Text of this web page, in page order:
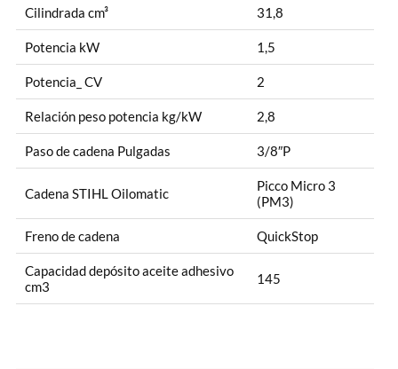
Cilindrada cm³ 31,8
Potencia kW 1,5
Potencia_ CV 2
Relación peso potencia kg/kW 2,8
Paso de cadena Pulgadas 3/8″P
Cadena STIHL Oilomatic
Picco Micro 3
(PM3)
Freno de cadena QuickStop
Capacidad depósito aceite adhesivo
cm3
145